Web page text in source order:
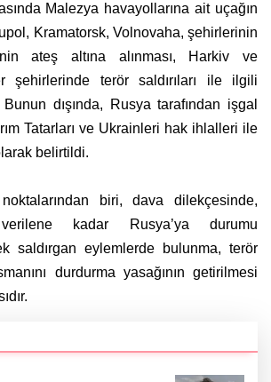
Malezya havayollarına ait uçağın
Kramatorsk, Volnovaha, şehirlerinin
ateş altına alınması, Harkiv ve
şehirlerinde terör saldırıları ile ilgili
dışında, Rusya tarafından işgal
Tatarları ve Ukrainleri hak ihlalleri ile
belirtildi.
biri, dava dilekçesinde,
kadar Rusya’ya durumu
saldırgan eylemlerde bulunma, terör
durdurma yasağının getirilmesi